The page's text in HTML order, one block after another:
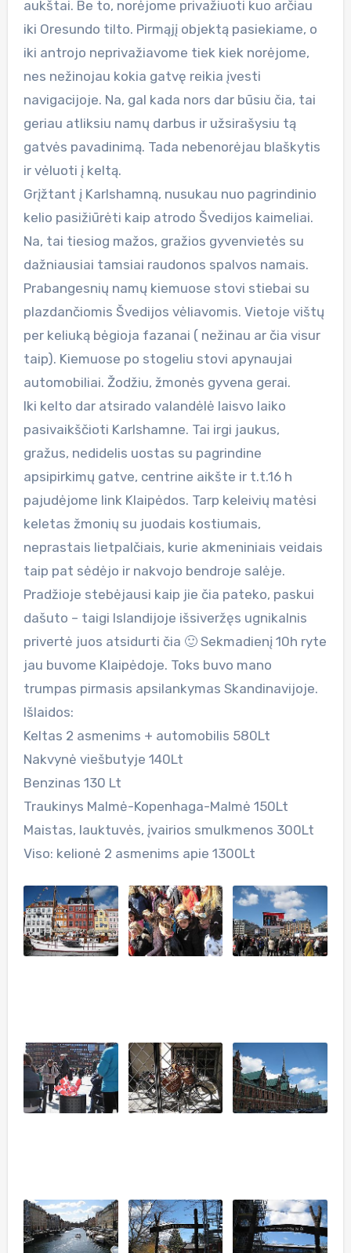
aukštai. Be to, norėjome privažiuoti kuo arčiau
iki Oresundo tilto. Pirmąjį objektą pasiekiame, o
iki antrojo neprivažiavome tiek kiek norėjome,
nes nežinojau kokia gatvę reikia įvesti
navigacijoje. Na, gal kada nors dar būsiu čia, tai
geriau atliksiu namų darbus ir užsirašysiu tą
gatvės pavadinimą. Tada nebenorėjau blaškytis
ir vėluoti į keltą.
Grįžtant į Karlshamną, nusukau nuo pagrindinio
kelio pasižiūrėti kaip atrodo Švedijos kaimeliai.
Na, tai tiesiog mažos, gražios gyvenvietės su
dažniausiai tamsiai raudonos spalvos namais.
Prabangesnių namų kiemuose stovi stiebai su
plazdančiomis Švedijos vėliavomis. Vietoje vištų
per keliuką bėgioja fazanai ( nežinau ar čia visur
taip). Kiemuose po stogeliu stovi apynaujai
automobiliai. Žodžiu, žmonės gyvena gerai.
Iki kelto dar atsirado valandėlė laisvo laiko
pasivaikščioti Karlshamne. Tai irgi jaukus,
gražus, nedidelis uostas su pagrindine
apsipirkimų gatve, centrine aikšte ir t.t.16 h
pajudėjome link Klaipėdos. Tarp keleivių matėsi
keletas žmonių su juodais kostiumais,
neprastais lietpalčiais, kurie akmeniniais veidais
taip pat sėdėjo ir nakvojo bendroje salėje.
Pradžioje stebėjausi kaip jie čia pateko, paskui
dašuto – taigi Islandijoje išsiveržęs ugnikalnis
privertė juos atsidurti čia 🙂 Sekmadienį 10h ryte
jau buvome Klaipėdoje. Toks buvo mano
trumpas pirmasis apsilankymas Skandinavijoje.
Išlaidos:
Keltas 2 asmenims + automobilis 580Lt
Nakvynė viešbutyje 140Lt
Benzinas 130 Lt
Traukinys Malmė-Kopenhaga-Malmė 150Lt
Maistas, lauktuvės, įvairios smulkmenos 300Lt
Viso: kelionė 2 asmenims apie 1300Lt